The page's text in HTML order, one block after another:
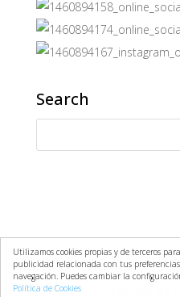
Search
Aviso Legal
Utilizamos cookies propias y de terceros
publicidad relacionada con tus
navegación. Puedes cambiar la
Política de Cookies